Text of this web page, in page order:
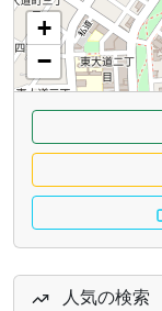
+
−
人気の検索